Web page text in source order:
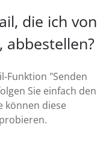
die ich von
Funktion "Senden
Sie einfach den
können diese